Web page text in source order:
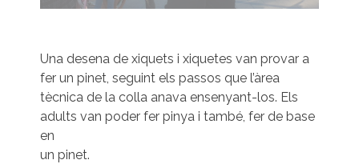
Una desena de xiquets i xiquetes van provar a
fer un pinet, seguint els passos que l’àrea
tècnica de la colla anava ensenyant-los. Els
adults van poder fer pinya i també, fer de base
en
un pinet.